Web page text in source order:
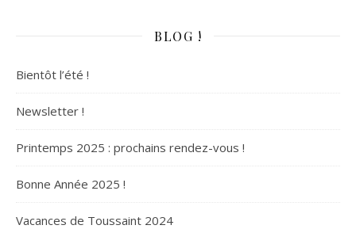
BLOG !
Bientôt l’été !
Newsletter !
Printemps 2025 : prochains rendez-vous !
Bonne Année 2025 !
Vacances de Toussaint 2024